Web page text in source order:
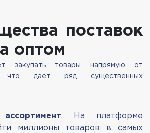
поставок
оптом
закупать товары напрямую от
что дает ряд существенных
. На платформе
миллионы товаров в самых